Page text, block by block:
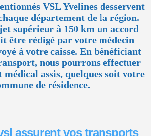
VSL Yvelines desservent
département de la région.
supérieur à 150 km un accord
être rédigé par votre médecin
à votre caisse. En bénéficiant
nous pourrons effectuer
assis, quelques soit votre
de résidence.
assurent vos transports